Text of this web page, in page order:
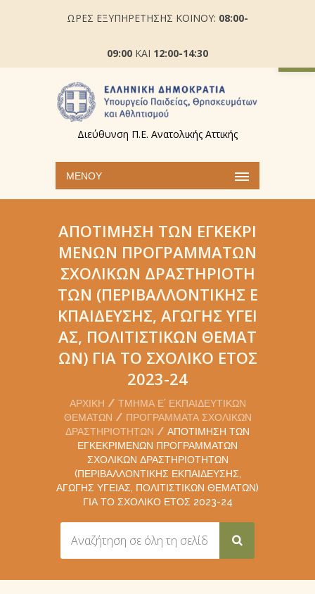
ΩΡΕΣ ΕΞΥΠΗΡΕΤΗΣΗΣ ΚΟΙΝΟΥ: 08:00-
09:00 ΚΑΙ 12:00-14:30
Διεύθυνση Π.Ε. Ανατολικής Αττικής
ΜΕΝΟΎ
ΑΠΟΤΊΜΗΣΗ ΤΩΝ ΕΓΚΕΚΡΙ
ΜΈΝΩΝ ΠΡΟΓΡΑΜΜΆΤΩΝ
ΣΧΟΛΙΚΏΝ ΔΡΑΣΤΗΡΙΟΤΉ
ΤΩΝ (ΠΕΡΙΒΑΛΛΟΝΤΙΚΉΣ Ε
ΚΠΑΊΔΕΥΣΗΣ, ΑΓΩΓΉΣ ΥΓΕΊ
ΑΣ, ΠΟΛΙΤΙΣΤΙΚΏΝ ΘΕΜΆΤ
ΩΝ) ΓΙΑ ΤΟ ΣΧΟΛΙΚΌ ΈΤΟΣ
2023-24
ΑΡΧΙΚΉ
ΤΜΉΜΑ Ε’ ΕΚΠΑΙΔΕΥΤΙΚΏΝ
ΘΕΜΆΤΩΝ
ΠΡΟΓΡΆΜΜΑΤΑ ΣΧΟΛΙΚΏΝ
ΔΡΑΣΤΗΡΙΟΤΉΤΩΝ
ΑΠΟΤΊΜΗΣΗ ΤΩΝ
ΕΓΚΕΚΡΙΜΈΝΩΝ ΠΡΟΓΡΑΜΜΆΤΩΝ
ΣΧΟΛΙΚΏΝ ΔΡΑΣΤΗΡΙΟΤΉΤΩΝ
(ΠΕΡΙΒΑΛΛΟΝΤΙΚΉΣ ΕΚΠΑΊΔΕΥΣΗΣ,
ΑΓΩΓΉΣ ΥΓΕΊΑΣ, ΠΟΛΙΤΙΣΤΙΚΏΝ ΘΕΜΆΤΩΝ)
ΓΙΑ ΤΟ ΣΧΟΛΙΚΌ ΈΤΟΣ 2023-24